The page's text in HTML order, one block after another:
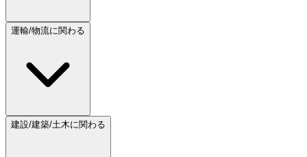
運輸/物流に関わる
建設/建築/土木に関わる